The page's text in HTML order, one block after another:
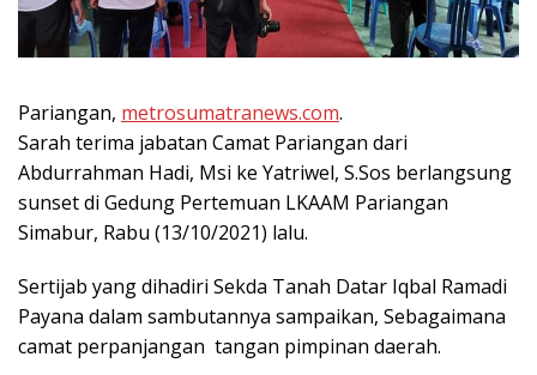
Pariangan, metrosumatranews.com.
Sarah terima jabatan Camat Pariangan dari
Abdurrahman Hadi, Msi ke Yatriwel, S.Sos berlangsung
sunset di Gedung Pertemuan LKAAM Pariangan
Simabur, Rabu (13/10/2021) lalu.
Sertijab yang dihadiri Sekda Tanah Datar Iqbal Ramadi
Payana dalam sambutannya sampaikan, Sebagaimana
camat perpanjangan tangan pimpinan daerah.